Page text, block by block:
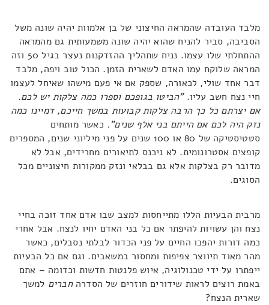
מלבד העובדה שהמראה החיצוני של בן אלמוות יהיה שונה משל
הסביבה, סביר להניח שהוא יהיה שונה משמעותית גם מהמראה
ההתחלתי שלו עצמו. נניח שתהליך ההזדקנות נעצר בגיל 50 וזה
המראה שלוקח עמו האדם לשארית הזמן. הכול טוב ויפה, מלבד
דבר אחד שולי, לכאורה, שספק אם אי פעם מישהו שאיחל לעצמו
חיי נצח חשב עליו."הביטו בגופכם וספרו כמה צלקות יש לכם.
אם יצרתם כל כך הרבה צלקות קבועות במשך חייכם, דמיינו כמה
נזק היה לכם אם הייתם בני אלף שנים". כאשר מותחים
סטטיסטיקה של 80 או 100 שנים על פני מיליוני שנים, המספרים
קופצים אסטרונומית. לא ניכנס לתיאורים מחרידים, אבל לא
מדובר רק בצלקות אלא גם בבלאי ונזק ממקורות חיצוניים מכל
הסוגים.
מרבית הבעיות הללו מתייחסות למצב שבו אדם אחד זוכה בחיי
נצח והן עשויות להיפתר אם כל בני האדם יחיו לנצח. אבל אחרי
כמה דורות יהפכו החיים על פני הכדור לבלתי נסבלים, כאשר
מהר מאוד תיווצר צפיפות ומחסור במשאבים. וגם אם כל הבעיות
ייפתרו על ידי טכנולוגיה, איוש פלנטות חדשות וכדומה – אתם
באמת רוצים לראות שידורים חוזרים של הסדרהחברים למשך
שארית הנצח?